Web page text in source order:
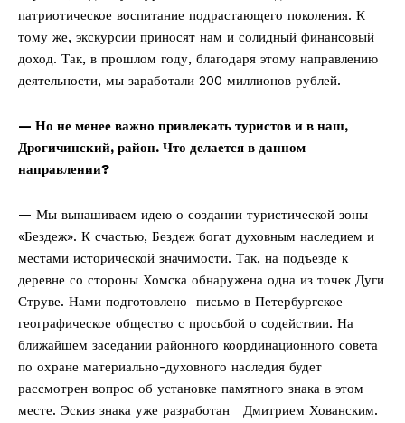
патриотическое воспитание подрастающего поколения. К
тому же, экскурсии приносят нам и солидный финансовый
доход. Так, в прошлом году, благодаря этому направлению
деятельности, мы заработали 200 миллионов рублей.
— Но не менее важно привлекать туристов и в наш,
Дрогичинский, район. Что делается в данном
направлении?
— Мы вынашиваем идею о создании туристической зоны
«Бездеж». К счастью, Бездеж богат духовным наследием и
местами исторической значимости. Так, на подъезде к
деревне со стороны Хомска обнаружена одна из точек Дуги
Струве. Нами подготовлено письмо в Петербургское
географическое общество с просьбой о содействии. На
ближайшем заседании районного координационного совета
по охране материально-духовного наследия будет
рассмотрен вопрос об установке памятного знака в этом
месте. Эскиз знака уже разработан Дмитрием Хованским.